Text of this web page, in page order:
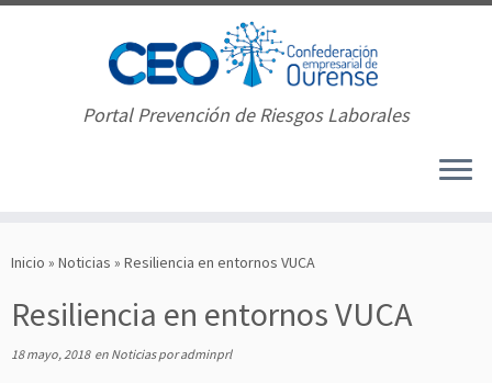
Portal Prevención de Riesgos Laborales
Inicio » Noticias » Resiliencia en entornos VUCA
Resiliencia en entornos VUCA
18 mayo, 2018en Noticiasporadminprl